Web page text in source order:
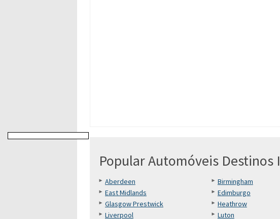
Popular Automóveis Destinos
Aberdeen Birmingham
East Midlands
Edimburgo
Glasgow Prestwick
Heathrow
Liverpool
Luton